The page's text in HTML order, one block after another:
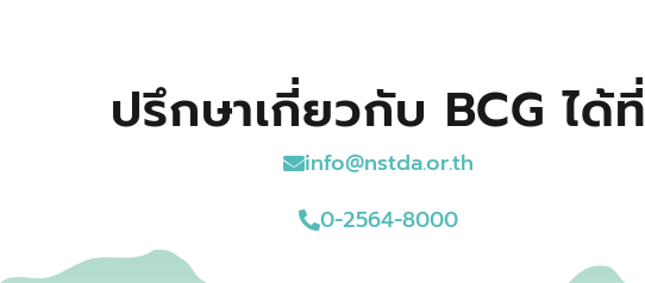
ปรึกษาเกี่ยวกับ BCG ได้ที่
info@nstda.or.th
0-2564-8000